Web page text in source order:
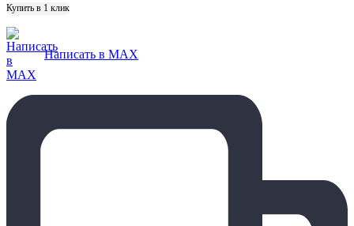
Купить в 1 клик
Написать в MAX